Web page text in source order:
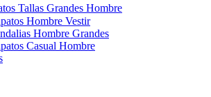
Tallas Grandes Hombre
Hombre Vestir
Hombre Grandes
Casual Hombre